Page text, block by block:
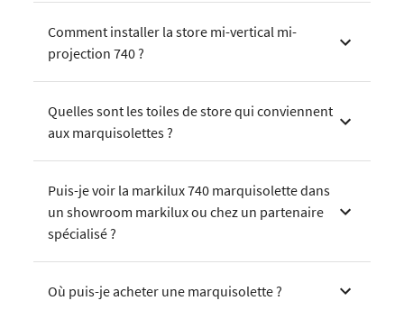
Comment installer la store mi-vertical mi-
projection 740 ?
Quelles sont les toiles de store qui conviennent
aux marquisolettes ?
Puis-je voir la markilux 740 marquisolette dans
un showroom markilux ou chez un partenaire
spécialisé ?
Où puis-je acheter une marquisolette ?